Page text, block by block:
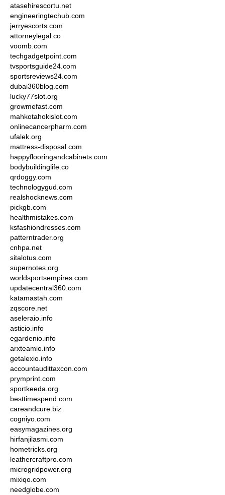
atasehirescortu.net
engineeringtechub.com
jerryescorts.com
attorneylegal.co
voomb.com
techgadgetpoint.com
tvsportsguide24.com
sportsreviews24.com
dubai360blog.com
lucky77slot.org
growmefast.com
mahkotahokislot.com
onlinecancerpharm.com
ufalek.org
mattress-disposal.com
happyflooringandcabinets.com
bodybuildinglife.co
qrdoggy.com
technologygud.com
realshocknews.com
pickgb.com
healthmistakes.com
ksfashiondresses.com
patterntrader.org
cnhpa.net
sitalotus.com
supernotes.org
worldsportsempires.com
updatecentral360.com
katamastah.com
zqscore.net
aseleraio.info
asticio.info
egardenio.info
arxteamio.info
getalexio.info
accountaudittaxcon.com
prymprint.com
sportkeeda.org
besttimespend.com
careandcure.biz
cogniyo.com
easymagazines.org
hirfanjilasmi.com
hometricks.org
leathercraftpro.com
microgridpower.org
mixiqo.com
needglobe.com